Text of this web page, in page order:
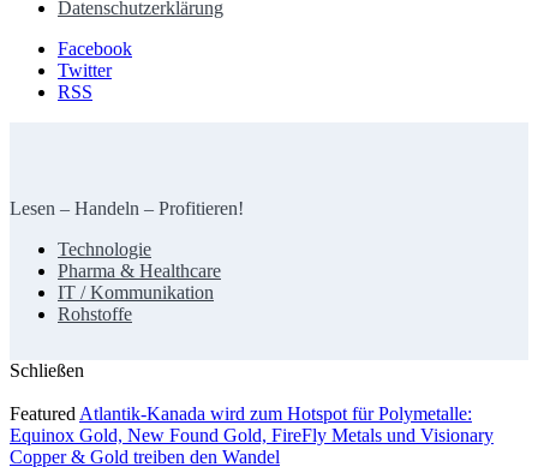
Datenschutzerklärung
Facebook
Twitter
RSS
Lesen – Handeln – Profitieren!
Technologie
Pharma & Healthcare
IT / Kommunikation
Rohstoffe
Schließen
Featured Atlantik-Kanada wird zum Hotspot für Polymetalle:
Equinox Gold, New Found Gold, FireFly Metals und Visionary
Copper & Gold treiben den Wandel